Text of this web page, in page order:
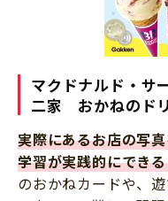
マクドナルド・サ
二家 おかねのド
実際にあるお店の写
学習が実践的にでき
のおかねカードや、